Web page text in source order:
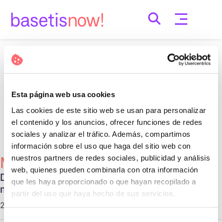
Esta página web usa cookies
Las cookies de este sitio web se usan para personalizar
el contenido y los anuncios, ofrecer funciones de redes
sociales y analizar el tráfico. Además, compartimos
información sobre el uso que haga del sitio web con
nuestros partners de redes sociales, publicidad y análisis
web, quienes pueden combinarla con otra información
que les haya proporcionado o que hayan recopilado a
partir del uso que haya hecho de sus servicios.
Selección
Nothing Found
Perhaps searching can help.
Cerca:
Més Populars
Diferentes tipos de relaciones no
monogámicas
29 d'octubre de 2020 |Communication